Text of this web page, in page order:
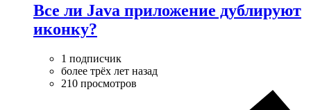
Все ли Java приложение дублируют
иконку?
1 подписчик
более трёх лет назад
210 просмотров